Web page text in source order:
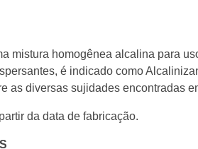
mistura homogênea alcalina para
é indicado como
as diversas sujidades encontradas
da data de fabricação.